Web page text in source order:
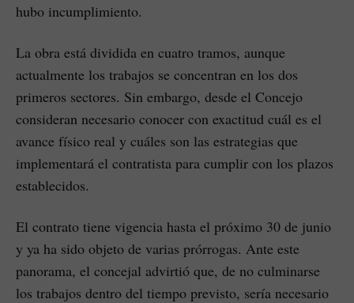
hubo incumplimiento.
La obra está dividida en cuatro tramos, aunque
actualmente los trabajos se concentran en los dos
primeros sectores. Sin embargo, desde el Concejo
consideran necesario conocer con exactitud cuál es el
avance físico real y cuáles son las estrategias que
implementará el contratista para cumplir con los plazos
establecidos.
El contrato tiene vigencia hasta el próximo 30 de junio
y ya ha sido objeto de varias prórrogas. Ante este
panorama, el concejal advirtió que, de no culminarse
los trabajos dentro del tiempo previsto, sería necesario